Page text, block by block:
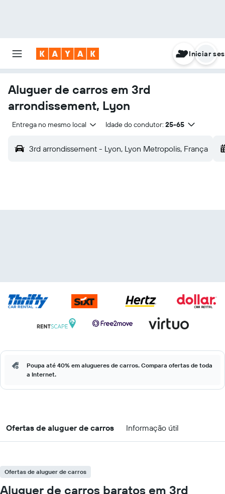
Iniciar
Aluguer de carros em 3rd
arrondissement, Lyon
Entrega no mesmo local Idade do condutor: 25-65
3rd arrondissement - Lyon, Lyon Metropolis, França
Poupa até 40% em alugueres de carros. Compara ofertas de toda
a Internet.
Ofertas de aluguer de carros Informação útil
Ofertas de aluguer de carros
Aluguer de carros baratos em 3rd